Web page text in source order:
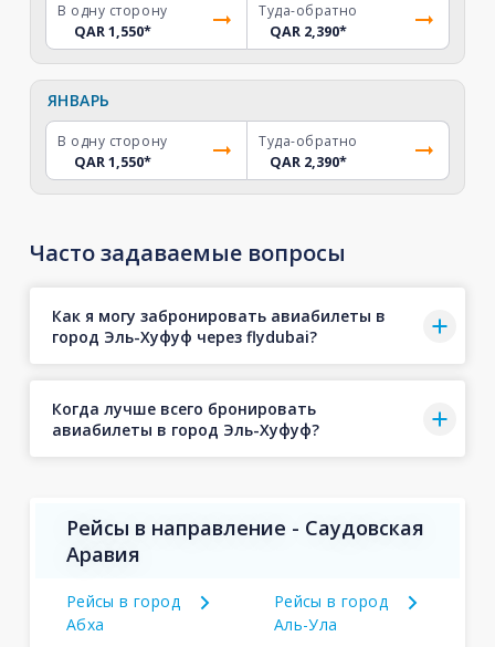
В одну сторону
QAR 1,550*
Туда-обратно
QAR 2,390*
ЯНВАРЬ
В одну сторону
QAR 1,550*
Туда-обратно
QAR 2,390*
Часто задаваемые вопросы
Как я могу забронировать авиабилеты в
город Эль-Хуфуф через flydubai?
Когда лучше всего бронировать
авиабилеты в город Эль-Хуфуф?
Рейсы в направление - Саудовская
Аравия
Рейсы в город
Абха
Рейсы в город
Аль-Ула